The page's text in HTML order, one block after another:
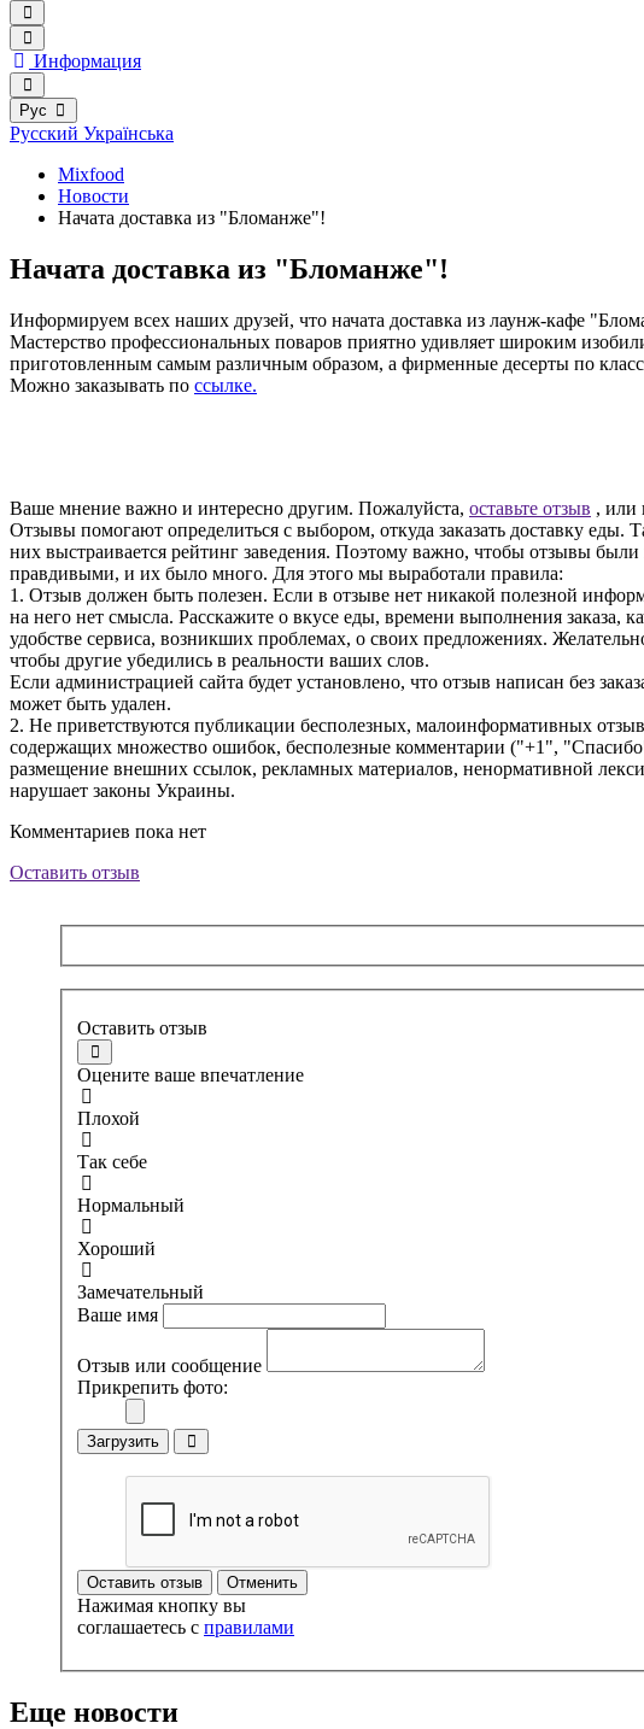
Информация
Рус
Русский Українська
Mixfood
Новости
Начата доставка из "Бломанже"!
Начата доставка из "Бломанже"!
Информируем всех наших друзей, что начата доставка из лаунж-кафе
Мастерство профессиональных поваров приятно удивляет широким
приготовленным самым различным образом, а фирменные десерты по
Можно заказывать по ссылке.
Ваше мнение важно и интересно другим. Пожалуйста, оставьте отзыв , или
Отзывы помогают определиться с выбором, откуда заказать доставку еды.
них выстраивается рейтинг заведения. Поэтому важно, чтобы отзывы
правдивыми, и их было много. Для этого мы выработали правила:
1. Отзыв должен быть полезен. Если в отзыве нет никакой полезной
на него нет смысла. Расскажите о вкусе еды, времени выполнения заказа,
удобстве сервиса, возникших проблемах, о своих предложениях.
чтобы другие убедились в реальности ваших слов.
Если администрацией сайта будет установлено, что отзыв написан без
может быть удален.
2. Не приветствуются публикации бесполезных, малоинформативных
содержащих множество ошибок, бесполезные комментарии ("+1",
размещение внешних ссылок, рекламных материалов, ненормативной
нарушает законы Украины.
Комментариев пока нет
Оставить отзыв
Оставить отзыв
Оцените ваше впечатление
Плохой
Так себе
Нормальный
Хороший
Замечательный
Ваше имя
Отзыв или сообщение
Прикрепить фото:
Загрузить
Оставить отзыв Отменить
Нажимая кнопку вы
соглашаетесь с правилами
Еще новости